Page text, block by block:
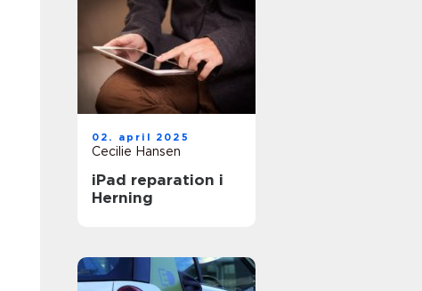
02. april 2025
Cecilie Hansen
iPad reparation i
Herning